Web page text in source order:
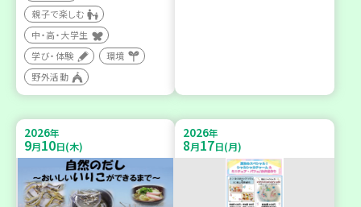
親子で楽しむ
中・高・大学生
学び・体験
環境
野外活動
2026年
9月10日(木)
2026年
8月17日(月)